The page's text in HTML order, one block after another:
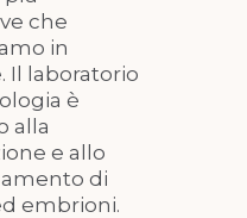
che
in
Il laboratorio
è
alla
e allo
di
embrioni.